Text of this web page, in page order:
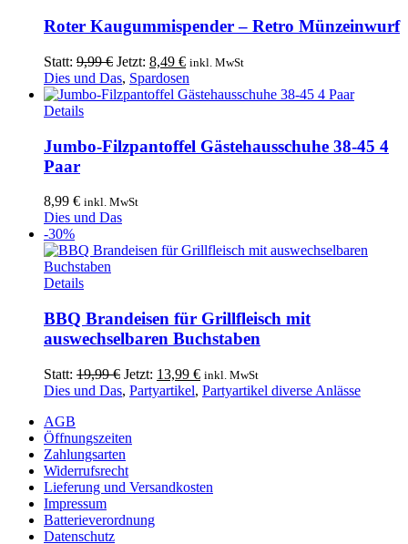
Roter Kaugummispender – Retro Münzeinwurf
Statt: 9,99€ Ursprünglicher
Preis
war:
Jetzt: 8,49 €Aktueller
Preis
ist:
inkl. MwSt
Dies und Das, Spardosen
Details
Jumbo-Filzpantoffel Gästehausschuhe 38-45 4
Paar
8,99 € inkl. MwSt
Dies und Das
-30%
Details
BBQ Brandeisen für Grillfleisch mit
auswechselbaren Buchstaben
Statt: 19,99€ Ursprünglicher
Preis
Jetzt: 13,99 €Aktueller
Preis
inkl. MwSt
Dies und Das, Partyartikel, Partyartikel diverse Anlässe
AGB
Öffnungszeiten
Zahlungsarten
Widerrufsrecht
Lieferung und Versandkosten
Impressum
Batterieverordnung
Datenschutz